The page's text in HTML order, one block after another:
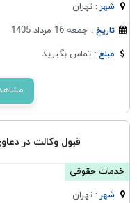
شهر :تهران
تاریخ : جمعه 16 مرداد 1405
مبلغ :تماس بگیرید
قبول وکالت در
خدمات حقوقی
شهر :تهران